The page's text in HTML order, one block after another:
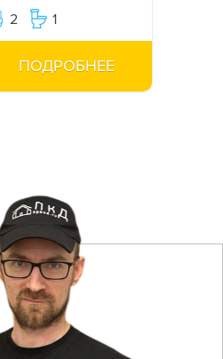
2 1
ПОДРОБНЕЕ